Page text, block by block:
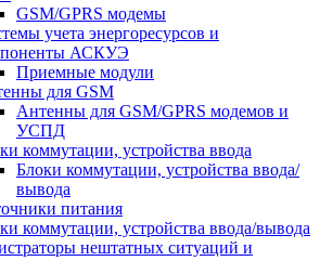
GSM/GPRS модемы
учета энергоресурсов и
АСКУЭ
Приемные модули
для GSM
Антенны для GSM/GPRS модемов и
УСПД
коммутации, устройства ввода
Блоки коммутации, устройства ввода/
вывода
питания
коммутации, устройства ввода/вывода
нештатных ситуаций и